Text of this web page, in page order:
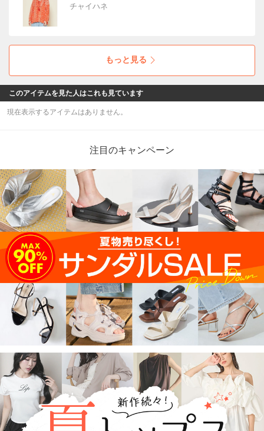
チャイハネ
もっと見る
このアイテムを見た人はこれも見ています
現在表示するアイテムはありません。
注目のキャンペーン